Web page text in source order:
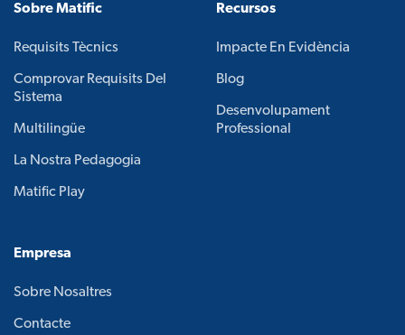
Sobre Matific
Requisits Tècnics
Comprovar Requisits Del
Sistema
Multilingüe
La Nostra Pedagogia
Matific Play
Recursos
Impacte En Evidència
Blog
Desenvolupament
Professional
Empresa
Sobre Nosaltres
Contacte